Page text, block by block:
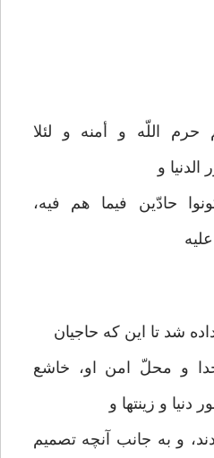
حرم اللّه و أمنه و لئلا
و
حادّين فيما هم فيه،
شد تا اين كه حاجيان
و محلّ امن او، خاشع
دنيا و زينتها و
و به جانب آنچه تصميم